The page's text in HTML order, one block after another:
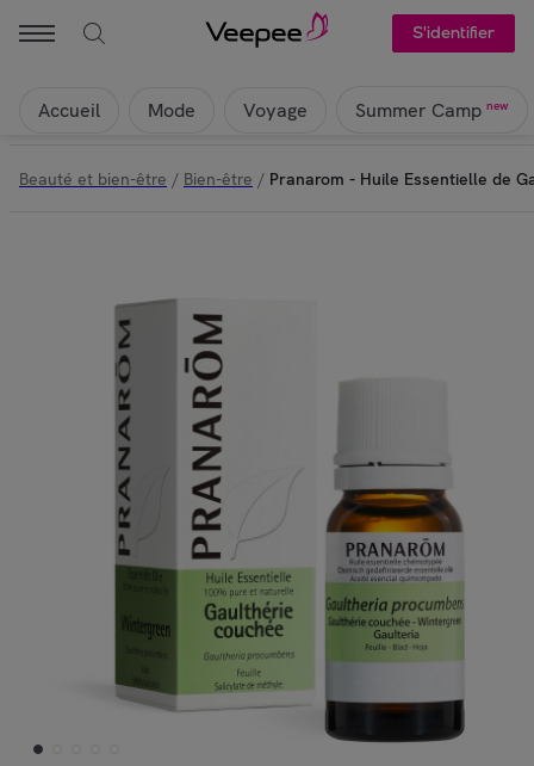
S'identifier
Accueil Mode Voyage Summer Camp new
Beauté et bien-être / Bien-être / Pranarom - Huile Essentielle de